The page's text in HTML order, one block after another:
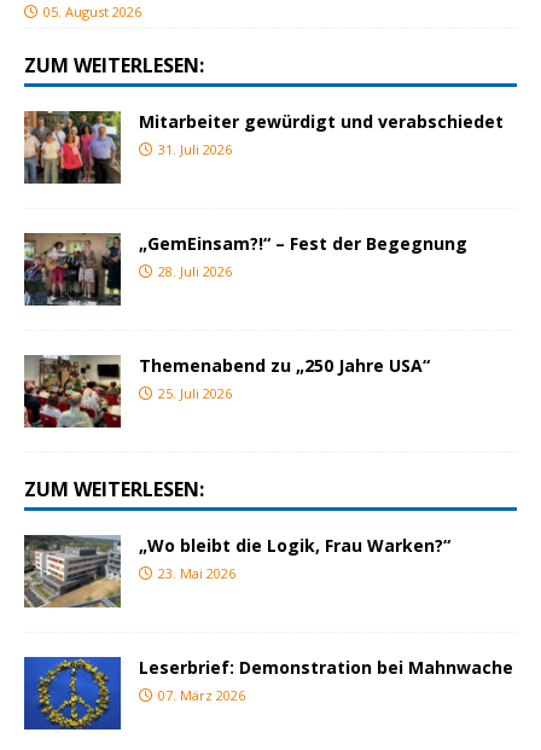
05. August 2026
ZUM WEITERLESEN:
Mitarbeiter gewürdigt und verabschiedet
31. Juli 2026
„GemEinsam?!“ – Fest der Begegnung
28. Juli 2026
Themenabend zu „250 Jahre USA“
25. Juli 2026
ZUM WEITERLESEN:
„Wo bleibt die Logik, Frau Warken?“
23. Mai 2026
Leserbrief: Demonstration bei Mahnwache
07. März 2026